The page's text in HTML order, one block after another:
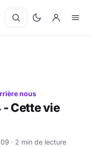
nous
Cette vie
· 2 min de lecture